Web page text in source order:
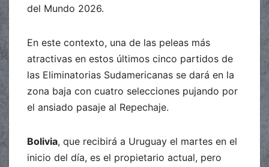
del Mundo 2026.
En este contexto, una de las peleas más
atractivas en estos últimos cinco partidos de
las Eliminatorias Sudamericanas se dará en la
zona baja con cuatro selecciones pujando por
el ansiado pasaje al Repechaje.
Bolivia, que recibirá a Uruguay el martes en el
inicio del día, es el propietario actual, pero